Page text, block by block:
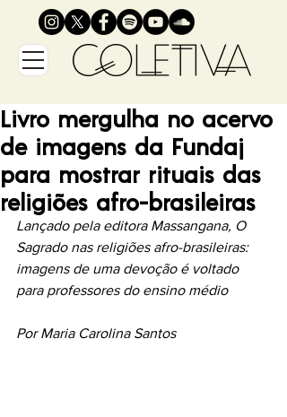
Livro mergulha no acervo
de imagens da Fundaj
para mostrar rituais das
religiões afro-brasileiras
Lançado pela editora Massangana, O
Sagrado nas religiões afro-brasileiras:
imagens de uma devoção é voltado
para professores do ensino médio
Por Maria Carolina Santos